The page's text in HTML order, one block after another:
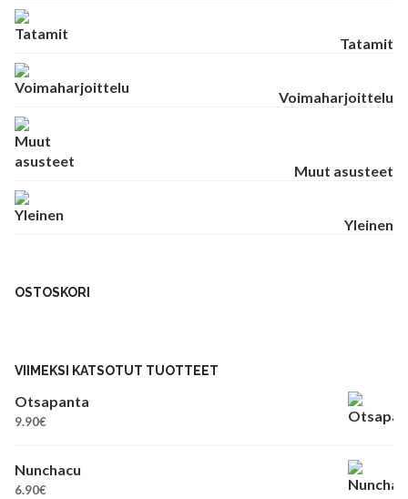
Tatamit
Voimaharjoittelu
Muut asusteet
Yleinen
OSTOSKORI
VIIMEKSI KATSOTUT TUOTTEET
Otsapanta
9.90€
Nunchacu
6.90€